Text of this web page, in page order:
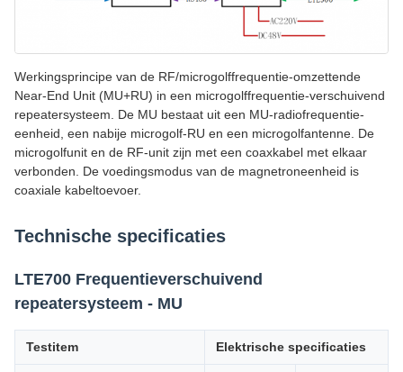
Werkingsprincipe van de RF/microgolffrequentie-omzettende
Near-End Unit (MU+RU) in een microgolffrequentie-verschuivend
repeatersysteem. De MU bestaat uit een MU-radiofrequentie-
eenheid, een nabije microgolf-RU en een microgolfantenne. De
microgolfunit en de RF-unit zijn met een coaxkabel met elkaar
verbonden. De voedingsmodus van de magnetroneenheid is
coaxiale kabeltoevoer.
Technische specificaties
LTE700 Frequentieverschuivend
repeatersysteem - MU
Testitem Elektrische specificaties